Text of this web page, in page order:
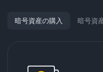
暗号資産の購入 暗号資